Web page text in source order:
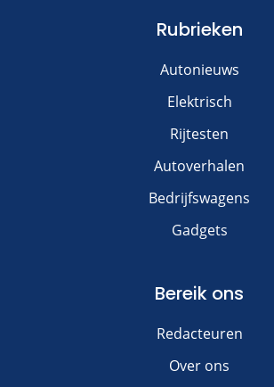
Rubrieken
Autonieuws
Elektrisch
Rijtesten
Autoverhalen
Bedrijfswagens
Gadgets
Bereik ons
Redacteuren
Over ons